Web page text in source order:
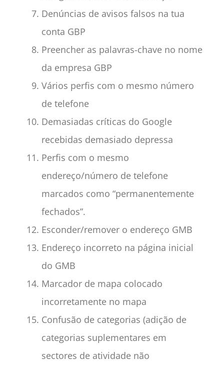
Denúncias de avisos falsos na tua
conta GBP
Preencher as palavras-chave no nome
da empresa GBP
Vários perfis com o mesmo número
de telefone
Demasiadas críticas do Google
recebidas demasiado depressa
Perfis com o mesmo
endereço/número de telefone
marcados como “permanentemente
fechados”.
Esconder/remover o endereço GMB
Endereço incorreto na página inicial
do GMB
Marcador de mapa colocado
incorretamente no mapa
Confusão de categorias (adição de
categorias suplementares em
sectores de atividade não